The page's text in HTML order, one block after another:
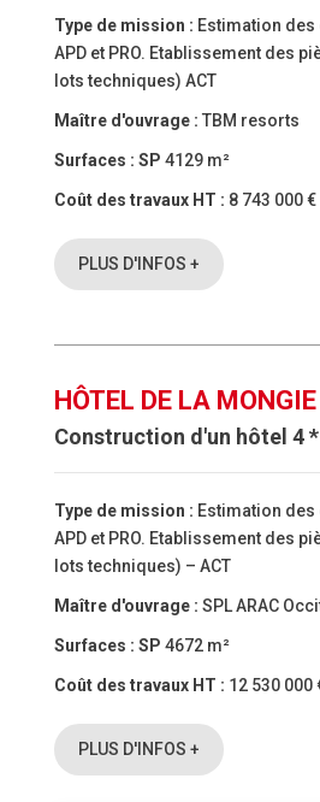
Type de mission : Estimation des
APD et PRO. Etablissement des
lots techniques) ACT
Maître d'ouvrage : TBM resorts
Surfaces : SP 4129 m²
Coût des travaux HT : 8 743 000 €
PLUS D'INFOS +
HÔTEL DE LA MONGIE
Construction d'un hôtel 4 *
Type de mission : Estimation des
APD et PRO. Etablissement des
lots techniques) – ACT
Maître d'ouvrage : SPL ARAC
Surfaces : SP 4672 m²
Coût des travaux HT : 12 530 000
PLUS D'INFOS +